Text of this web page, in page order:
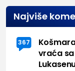
Najviše
367
vraća